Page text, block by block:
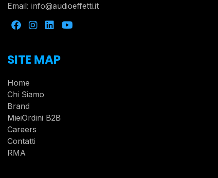
Email: info@audioeffetti.it
SITE MAP
Home
Chi Siamo
Brand
MieiOrdini B2B
Careers
Contatti
RMA